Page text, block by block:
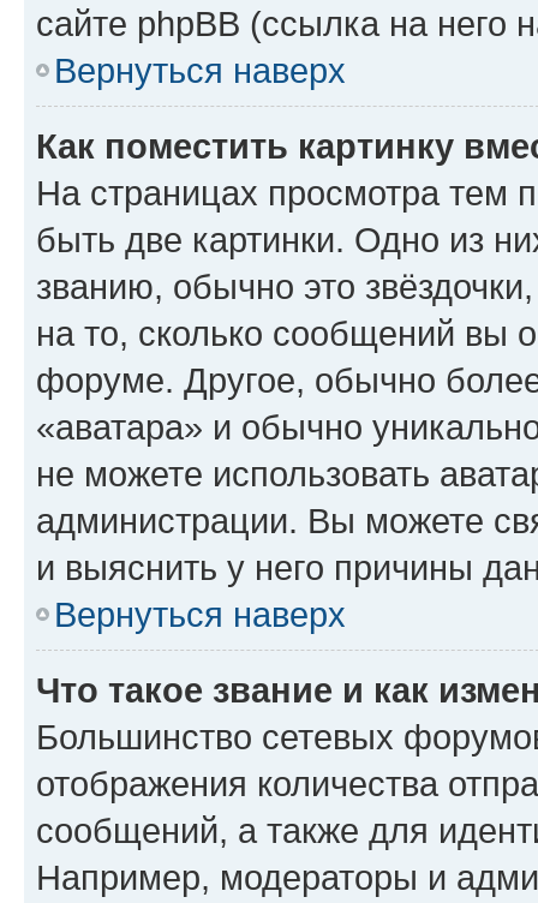
сайте phpBB (ссылка на него
Вернуться наверх
Как поместить картинку
На страницах просмотра тем
быть две картинки. Одно из
званию, обычно это
на то, сколько сообщений вы
форуме. Другое, обычно
«аватара» и обычно
не можете использовать
администрации. Вы можете
и выяснить у него причины
Вернуться наверх
Что такое звание и как
Большинство сетевых
отображения количества
сообщений, а также для
Например, модераторы и